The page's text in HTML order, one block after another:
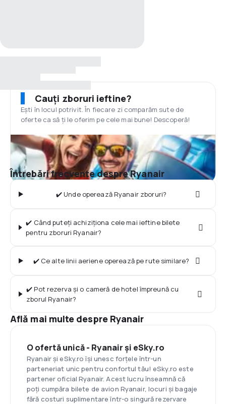
Cauți zboruri ieftine?
Ești în locul potrivit. În fiecare zi comparăm sute de
oferte ca să ți le oferim pe cele mai bune! Descoperă!
Întrebări frecvente despre Ryanair
✔️ Unde operează Ryanair zboruri?
✔️ Când puteți achiziționa cele mai ieftine bilete
pentru zboruri Ryanair?
✔️ Ce alte linii aeriene operează pe rute similare?
✔️ Pot rezerva și o cameră de hotel împreună cu
zborul Ryanair?
Află mai multe despre Ryanair
O ofertă unică - Ryanair şi eSky.ro
Ryanair și eSky.ro își unesc forțele într-un
parteneriat unic pentru confortul tău! eSky.ro este
partener oficial Ryanair. Acest lucru înseamnă că
poți cumpăra bilete de avion Ryanair, locuri și bagaje
fără costuri suplimentare într-o singură rezervare